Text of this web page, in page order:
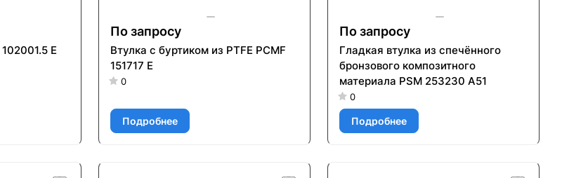
E
По запросу
Втулка с буртиком из PTFE PCMF
151717 E
0
Подробнее
По запросу
Гладкая втулка из спечённого
бронзового композитного
материала PSM 253230 A51
0
Подробнее